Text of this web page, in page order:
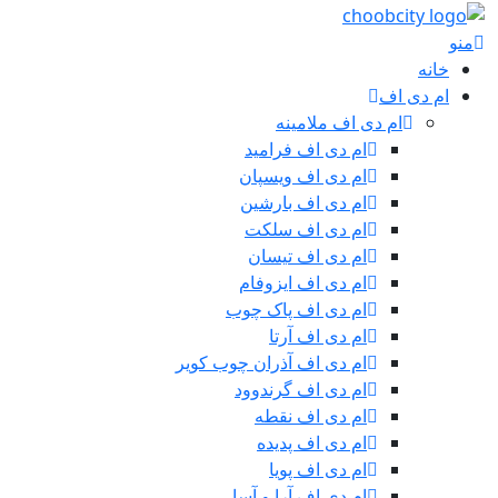
منو
خانه
ام دی اف
ام دی اف ملامینه
ام دی اف فرامید
ام دی اف ویسپان
ام دی اف بارشین
ام دی اف سلکت
ام دی اف تیسان
ام دی اف ایزوفام
ام دی اف پاک چوب
ام دی اف آرتا
ام دی اف آذران چوب کویر
ام دی اف گرندوود
ام دی اف نقطه
ام دی اف پدیده
ام دی اف پویا